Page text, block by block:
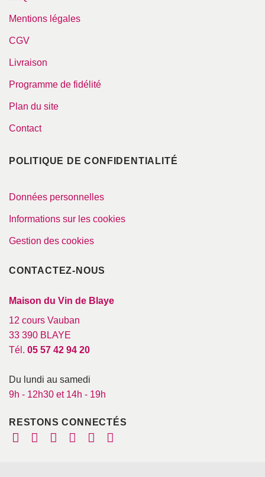
Mentions légales
CGV
Livraison
Programme de fidélité
Plan du site
Contact
POLITIQUE DE CONFIDENTIALITÉ
Données personnelles
Informations sur les cookies
Gestion des cookies
CONTACTEZ-NOUS
Maison du Vin de Blaye
12 cours Vauban
33 390 BLAYE
Tél. 05 57 42 94 20
Du lundi au samedi
9h - 12h30 et 14h - 19h
RESTONS CONNECTÉS